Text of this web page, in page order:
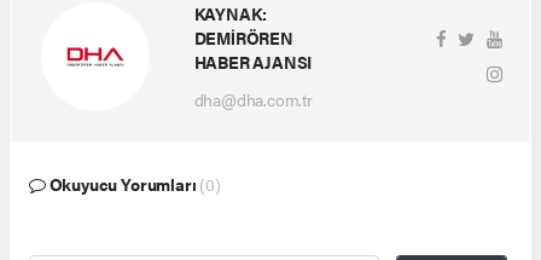
KAYNAK:
DEMİRÖREN
HABER AJANSI
dha@dha.com.tr
Okuyucu Yorumları (0)